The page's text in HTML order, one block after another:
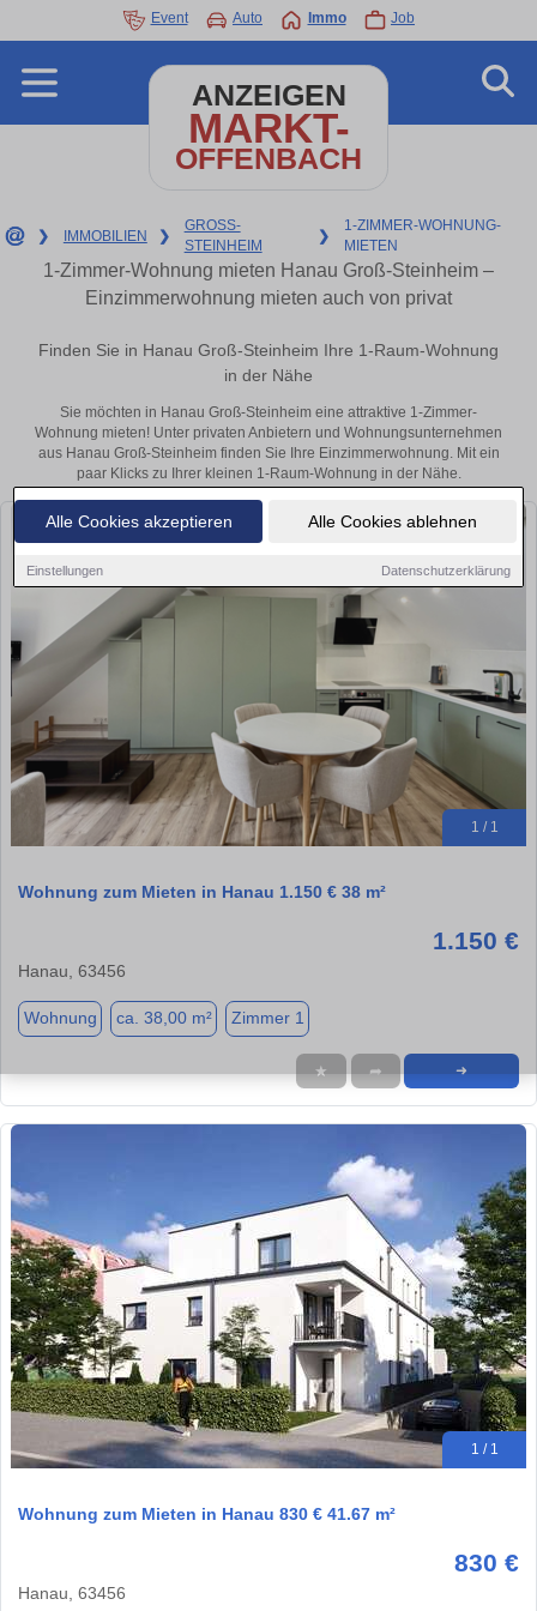
Alle Cookies akzeptieren Alle Cookies ablehnen
Einstellungen Datenschutzerklärung
Event Auto Immo Job
ANZEIGEN
MARKT-
OFFENBACH
❯ IMMOBILIEN ❯
GROSS-
STEINHEIM
❯
1-ZIMMER-WOHNUNG-
MIETEN
1-Zimmer-Wohnung mieten Hanau Groß-Steinheim –
Einzimmerwohnung mieten auch von privat
Finden Sie in Hanau Groß-Steinheim Ihre 1-Raum-Wohnung
in der Nähe
Sie möchten in Hanau Groß-Steinheim eine attraktive 1-Zimmer-
Wohnung mieten! Unter privaten Anbietern und Wohnungsunternehmen
aus Hanau Groß-Steinheim finden Sie Ihre Einzimmerwohnung. Mit ein
paar Klicks zu Ihrer kleinen 1-Raum-Wohnung in der Nähe.
1 / 1
Wohnung zum Mieten in Hanau 1.150 € 38 m²
1.150 €
Hanau, 63456
Wohnung ca. 38,00 m² Zimmer 1
★ ➦ ➜
1 / 1
Wohnung zum Mieten in Hanau 830 € 41.67 m²
830 €
Hanau, 63456